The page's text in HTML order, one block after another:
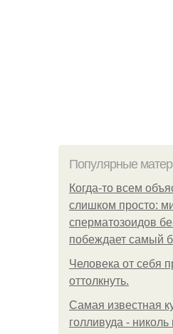
Популярные
Когда-то всем
слишком просто:
сперматозоидов
побеждает самый
Человека от себя
оттолкнуть.
Самая известная
голливуда - николь